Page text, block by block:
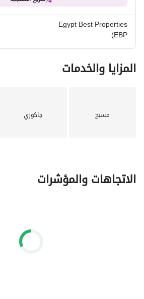
خدمات تجارية ومرافق يومية داخل المشروع.
Egypt Best Properties
(EBP
المزايا والخدمات
مسبح جاكوزي
الاتجاهات والمؤشرات